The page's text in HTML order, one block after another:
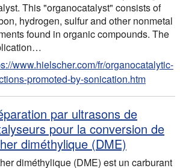
This "organocatalyst" consists of
hydrogen, sulfur and other nonmetal
found in organic compounds. The
…
www.hielscher.com/fr/organocatalytic-
promoted-by-sonication.htm
par ultrasons de
pour la conversion de
diméthylique (DME)
diméthylique (DME) est un carburant